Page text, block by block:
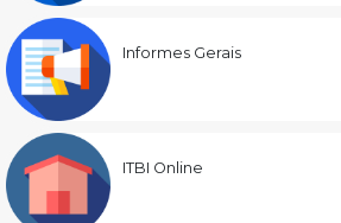
Informes Gerais
ITBI Online